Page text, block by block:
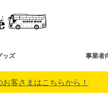
ッズ 事業者
客さまはこちらから！